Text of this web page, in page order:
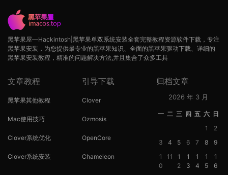
黑苹果屋—Hackintosh|黑苹果单双系统安装全套完整教程资源软件下载，专注
黑苹果安装，为您提供最专业的黑苹果知识、全面的黑苹果驱动下载、详细的
黑苹果安装教程，精准的问题解决方法,并且集合了众多工具
文章教程
黑苹果其他教程
Mac使用技巧
Clover系统优化
Clover系统安装
引导下载
Clover
Ozmosis
OpenCore
Chameleon
归档文章
2026 年 3 月
一 二 三 四 五 六 日
1
2
3
4 5 6 7 8
9
1
0
11
1
2
1
3
1
4
1
5
1
6